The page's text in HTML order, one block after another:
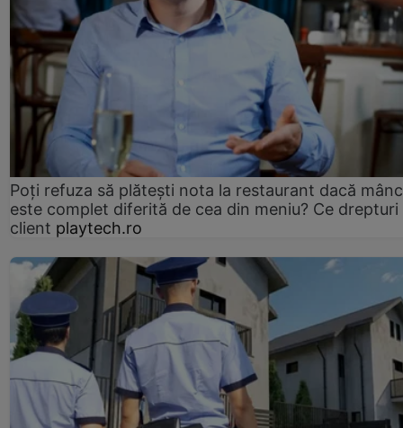
Poți refuza să plătești nota la restaurant dacă
este complet diferită de cea din meniu? Ce drepturi
client playtech.ro